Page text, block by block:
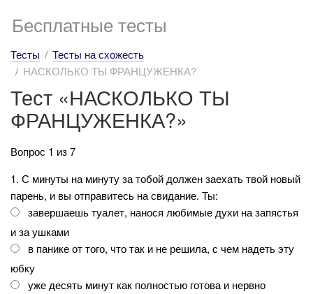
Бесплатные тесты
Тесты
Тесты на схожесть
НАСКОЛЬКО ТЫ ФРАНЦУЖЕНКА?
Тест «НАСКОЛЬКО ТЫ
ФРАНЦУЖЕНКА?»
Вопрос 1 из 7
1. С минуты на минуту за тобой должен заехать твой новый
парень, и вы отправитесь на свидание. Ты:
завершаешь туалет, нанося любимые духи на запястья
и за ушками
в панике от того, что так и не решила, с чем надеть эту
юбку
уже десять минут как полностью готова и нервно